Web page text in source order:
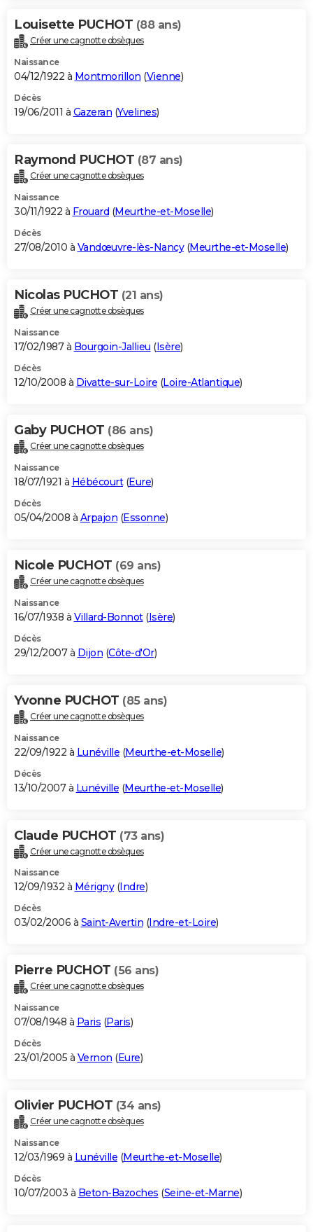
Louisette PUCHOT (88 ans)
Créer une cagnotte obsèques
Naissance
04/12/1922 à Montmorillon (Vienne)
Décès
19/06/2011 à Gazeran (Yvelines)
Raymond PUCHOT (87 ans)
Créer une cagnotte obsèques
Naissance
30/11/1922 à Frouard (Meurthe-et-Moselle)
Décès
27/08/2010 à Vandœuvre-lès-Nancy(Meurthe-et-Moselle)
Nicolas PUCHOT (21 ans)
Créer une cagnotte obsèques
Naissance
17/02/1987 à Bourgoin-Jallieu (Isère)
Décès
12/10/2008 à Divatte-sur-Loire (Loire-Atlantique)
Gaby PUCHOT (86 ans)
Créer une cagnotte obsèques
Naissance
18/07/1921 à Hébécourt(Eure)
Décès
05/04/2008 à Arpajon (Essonne)
Nicole PUCHOT (69 ans)
Créer une cagnotte obsèques
Naissance
16/07/1938 à Villard-Bonnot(Isère)
Décès
29/12/2007 à Dijon (Côte-d'Or)
Yvonne PUCHOT (85 ans)
Créer une cagnotte obsèques
Naissance
22/09/1922 à Lunéville (Meurthe-et-Moselle)
Décès
13/10/2007 à Lunéville (Meurthe-et-Moselle)
Claude PUCHOT (73 ans)
Créer une cagnotte obsèques
Naissance
12/09/1932 à Mérigny(Indre)
Décès
03/02/2006 à Saint-Avertin (Indre-et-Loire)
Pierre PUCHOT (56 ans)
Créer une cagnotte obsèques
Naissance
07/08/1948 à Paris (Paris)
Décès
23/01/2005 à Vernon (Eure)
Olivier PUCHOT (34 ans)
Créer une cagnotte obsèques
Naissance
12/03/1969 à Lunéville (Meurthe-et-Moselle)
Décès
10/07/2003 à Beton-Bazoches (Seine-et-Marne)